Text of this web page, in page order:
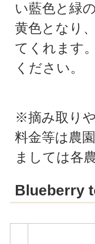
い藍色と緑
黄色となり
てくれます
ください。
※摘み取り
料金等は農
ましては各
Blueberry